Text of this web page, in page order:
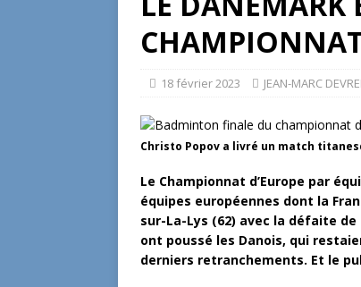
CHAMPIONNAT
18 février 2023 JEAN-MARC
Christo Popov a livré un match
Le Championnat d’Europe par
équipes européennes dont la
sur-La-Lys (62) avec la défaite
ont poussé les Danois, qui
derniers retranchements. Et le